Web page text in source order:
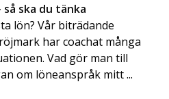
ska du tänka
lön? Vår biträdande
har coachat många
Vad gör man till
om löneanspråk mitt ...